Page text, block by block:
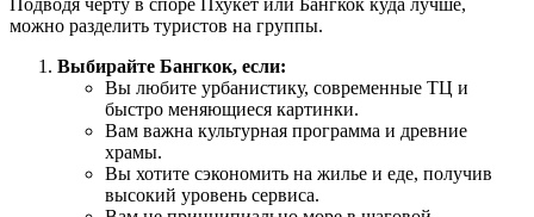
можно разделить туристов на группы.
Выбирайте Бангкок, если:
Вы любите урбанистику, современные ТЦ и
быстро меняющиеся картинки.
Вам важна культурная программа и древние
храмы.
Вы хотите сэкономить на жилье и еде, получив
высокий уровень сервиса.